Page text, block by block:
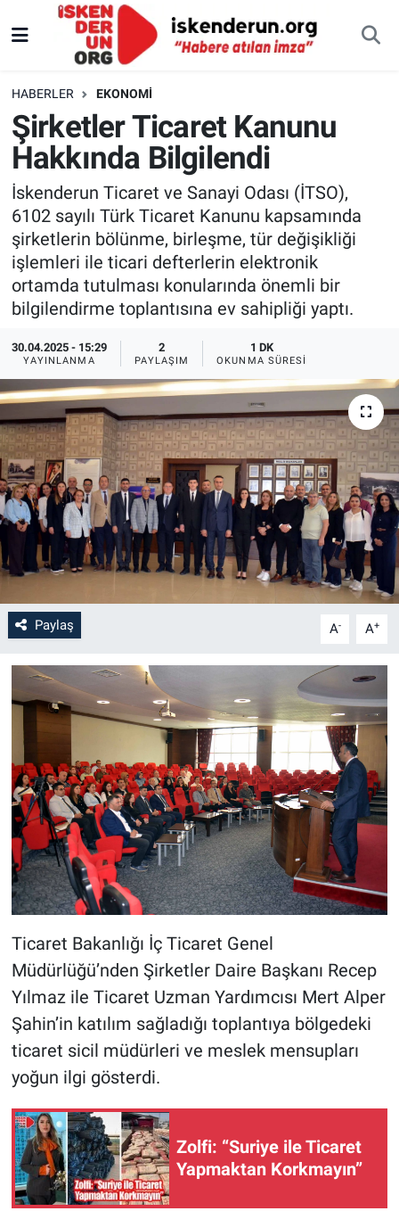
HABERLER EKONOMI
Şirketler Ticaret Kanunu
Hakkında Bilgilendi
İskenderun Ticaret ve Sanayi Odası (İTSO),
6102 sayılı Türk Ticaret Kanunu kapsamında
şirketlerin bölünme, birleşme, tür değişikliği
işlemleri ile ticari defterlerin elektronik
ortamda tutulması konularında önemli bir
bilgilendirme toplantısına ev sahipliği yaptı.
30.04.2025 - 15:29
YAYINLANMA
2
PAYLAŞIM
1 DK
OKUNMA SÜRESI
Paylaş A- A+
Ticaret Bakanlığı İç Ticaret Genel
Müdürlüğü’nden Şirketler Daire Başkanı Recep
Yılmaz ile Ticaret Uzman Yardımcısı Mert Alper
Şahin’in katılım sağladığı toplantıya bölgedeki
ticaret sicil müdürleri ve meslek mensupları
yoğun ilgi gösterdi.
Zolfi: “Suriye ile Ticaret
Yapmaktan Korkmayın”